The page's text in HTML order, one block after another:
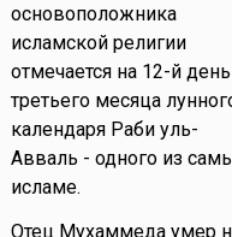
основоположника
исламской религии
отмечается на 12-й день
третьего месяца
календаря Раби уль-
Авваль - одного из
исламе.
Отец Мухаммеда умер